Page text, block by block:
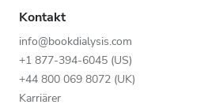
Kontakt
info@bookdialysis.com
+1 877-394-6045 (US)
+44 800 069 8072 (UK)
Karriärer